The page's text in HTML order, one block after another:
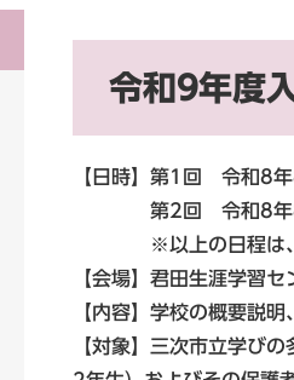
令和9年度
【日時】第1回 令和8
第2回 令和8年8月3
※以上の日程は、両
【会場】君田生涯学習
【内容】学校の概要説
【対象】三次市立学び